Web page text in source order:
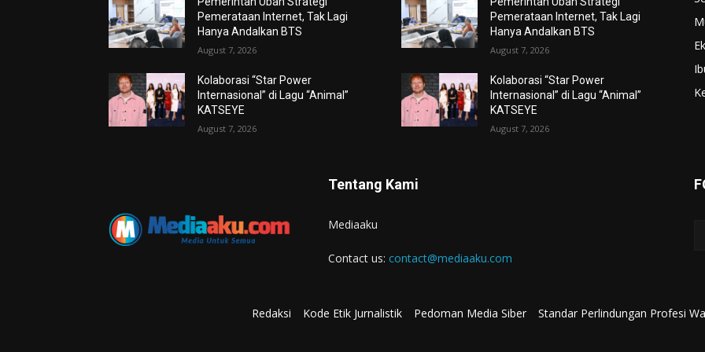
Pemerataan Internet, Tak Lagi
Hanya Andalkan BTS
August 7, 2026
Kolaborasi “Star Power
Internasional” di Lagu “Animal”
KATSEYE
August 7, 2026
Pemerataan Internet, Tak Lagi
Hanya Andalkan BTS
August 7, 2026
Kolaborasi “Star Power
Internasional” di Lagu “Animal”
KATSEYE
August 7, 2026
Tentang Kami
Mediaaku
Contact us: contact@mediaaku.com
Redaksi Kode Etik Jurnalistik Pedoman Media Siber Standar Perlindungan Profesi